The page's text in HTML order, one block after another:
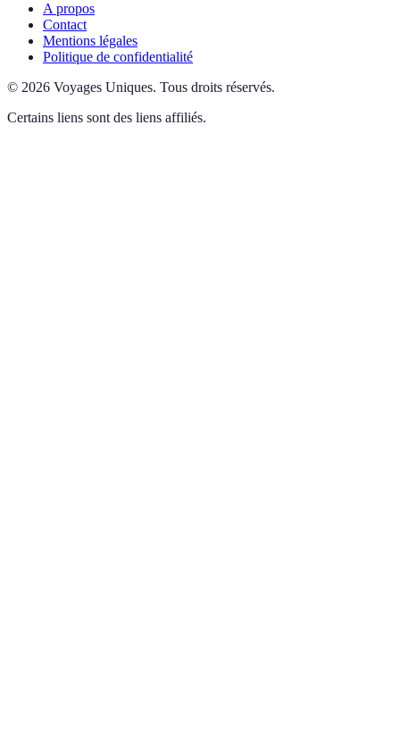
A propos
Contact
Mentions légales
Politique de confidentialité
© 2026 Voyages Uniques. Tous droits réservés.
Certains liens sont des liens affiliés.